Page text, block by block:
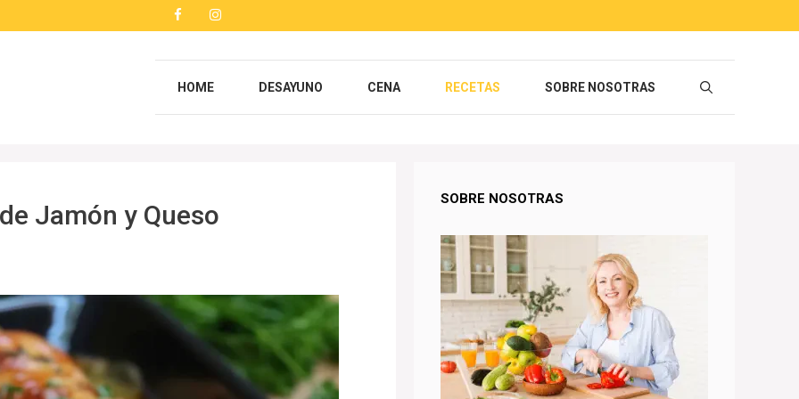
HOME DESAYUNO CENA RECETAS SOBRE NOSOTRAS
Jamón y Queso
SOBRE NOSOTRAS